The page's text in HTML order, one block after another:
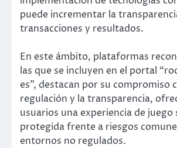
puede incrementar la
transacciones y resultados.
En este ámbito, plataformas
las que se incluyen en el portal
es”, destacan por su compromiso
regulación y la transparencia,
usuarios una experiencia de juego
protegida frente a riesgos
entornos no regulados.